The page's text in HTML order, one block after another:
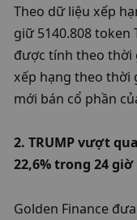
Theo dữ liệu xếp
giữ 5140.808 token
được tính theo thời
xếp hạng theo thời
mới bán cổ phần
2. TRUMP vượt
22,6% trong 24 giờ
Golden Finance